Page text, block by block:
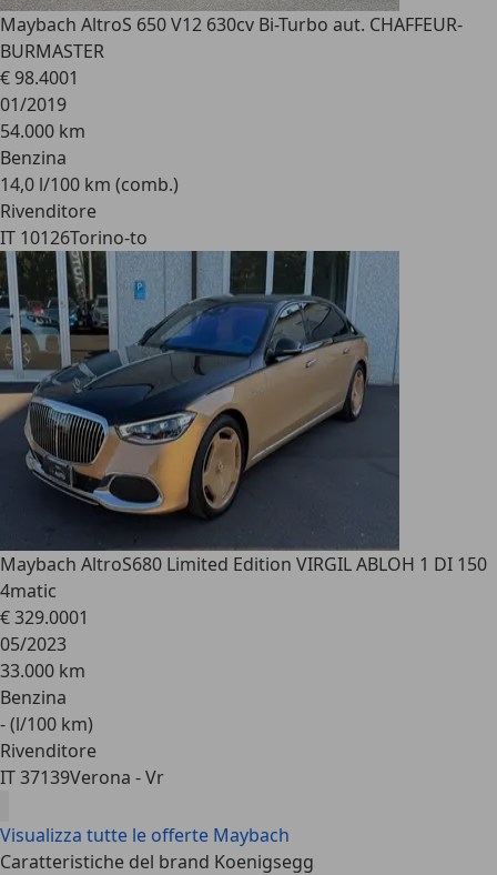
Maybach AltroS 650 V12 630cv Bi-Turbo aut. CHAFFEUR-
BURMASTER
€ 98.4001
01/2019
54.000 km
Benzina
14,0 l/100 km (comb.)
Rivenditore
IT 10126Torino-to
Maybach AltroS680 Limited Edition VIRGIL ABLOH 1 DI 150
4matic
€ 329.0001
05/2023
33.000 km
Benzina
- (l/100 km)
Rivenditore
IT 37139Verona - Vr
Visualizza tutte le offerte Maybach
Caratteristiche del brand Koenigsegg